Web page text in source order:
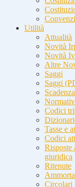
Utilità
Attualità
Novità
Novità
Altre
Saggi
Saggi
Codici
Tasse e
Codici
Risposte
giuridica
Ritenute
Circolari